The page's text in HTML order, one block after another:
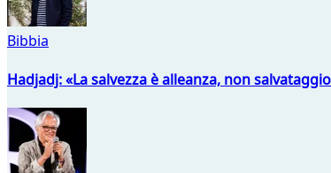
Bibbia
Hadjadj: «La salvezza è alleanza, non